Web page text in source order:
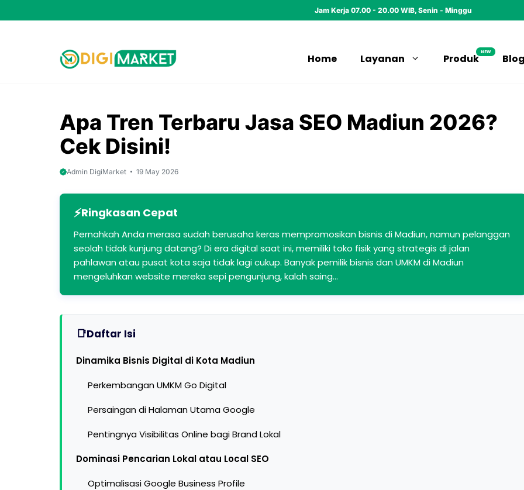
to
Jam Kerja 07.00 - 20.00 WIB, Senin - Minggu
Home Layanan Produk
NEW
Apa Tren Terbaru Jasa SEO Madiun 2026?
Cek Disini!
Admin DigiMarket 19 May 2026
Ringkasan Cepat
Pernahkah Anda merasa sudah berusaha keras mempromosikan bisnis di Madiun, namun pelanggan
seolah tidak kunjung datang? Di era digital saat ini, memiliki toko fisik yang strategis di jalan
pahlawan atau pusat kota saja tidak lagi cukup. Banyak pemilik bisnis dan UMKM di Madiun
mengeluhkan website mereka sepi pengunjung, kalah saing…
Daftar Isi
Dinamika Bisnis Digital di Kota Madiun
Perkembangan UMKM Go Digital
Persaingan di Halaman Utama Google
Pentingnya Visibilitas Online bagi Brand Lokal
Dominasi Pencarian Lokal atau Local SEO
Optimalisasi Google Business Profile